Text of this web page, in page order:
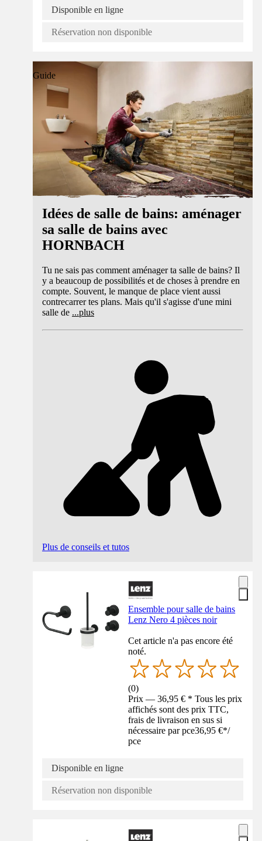
Disponible en ligne
Réservation non disponible
Guide
Idées de salle de bains: aménager
sa salle de bains avec
HORNBACH
Tu ne sais pas comment aménager ta salle de bains? Il
y a beaucoup de possibilités et de choses à prendre en
compte. Souvent, le manque de place vient aussi
contrecarrer tes plans. Mais qu'il s'agisse d'une mini
salle de ...plus
Plus de conseils et tutos
Ensemble pour salle de bains
Lenz Nero 4 pièces noir
Cet article n'a pas encore été
noté.
(0)
Prix — 36,95 € * Tous les prix
affichés sont des prix TTC,
frais de livraison en sus si
nécessaire par pce36,95 €*/
pce
Disponible en ligne
Réservation non disponible